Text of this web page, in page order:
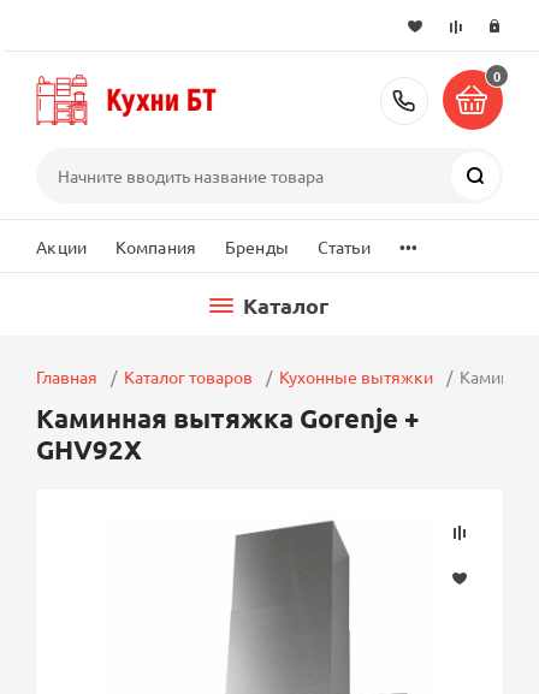
+7 (495)
0
Акции Компания Бренды Статьи ...
Каталог
Главная Каталог товаров Кухонные вытяжки
Каминная вытяжка Gorenje +
GHV92X